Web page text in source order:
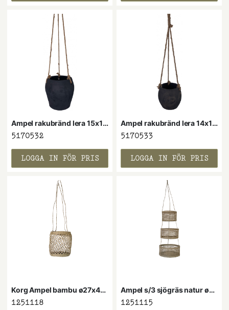
Ampel rakubränd lera 15x17H cm
5170532
LOGGA IN FÖR PRIS
Ampel rakubränd lera 14x14H cm
5170533
LOGGA IN FÖR PRIS
Korg Ampel bambu ø27x42x68
1251118
Ampel s/3 sjögräs natur ø30x25x20H
1251115